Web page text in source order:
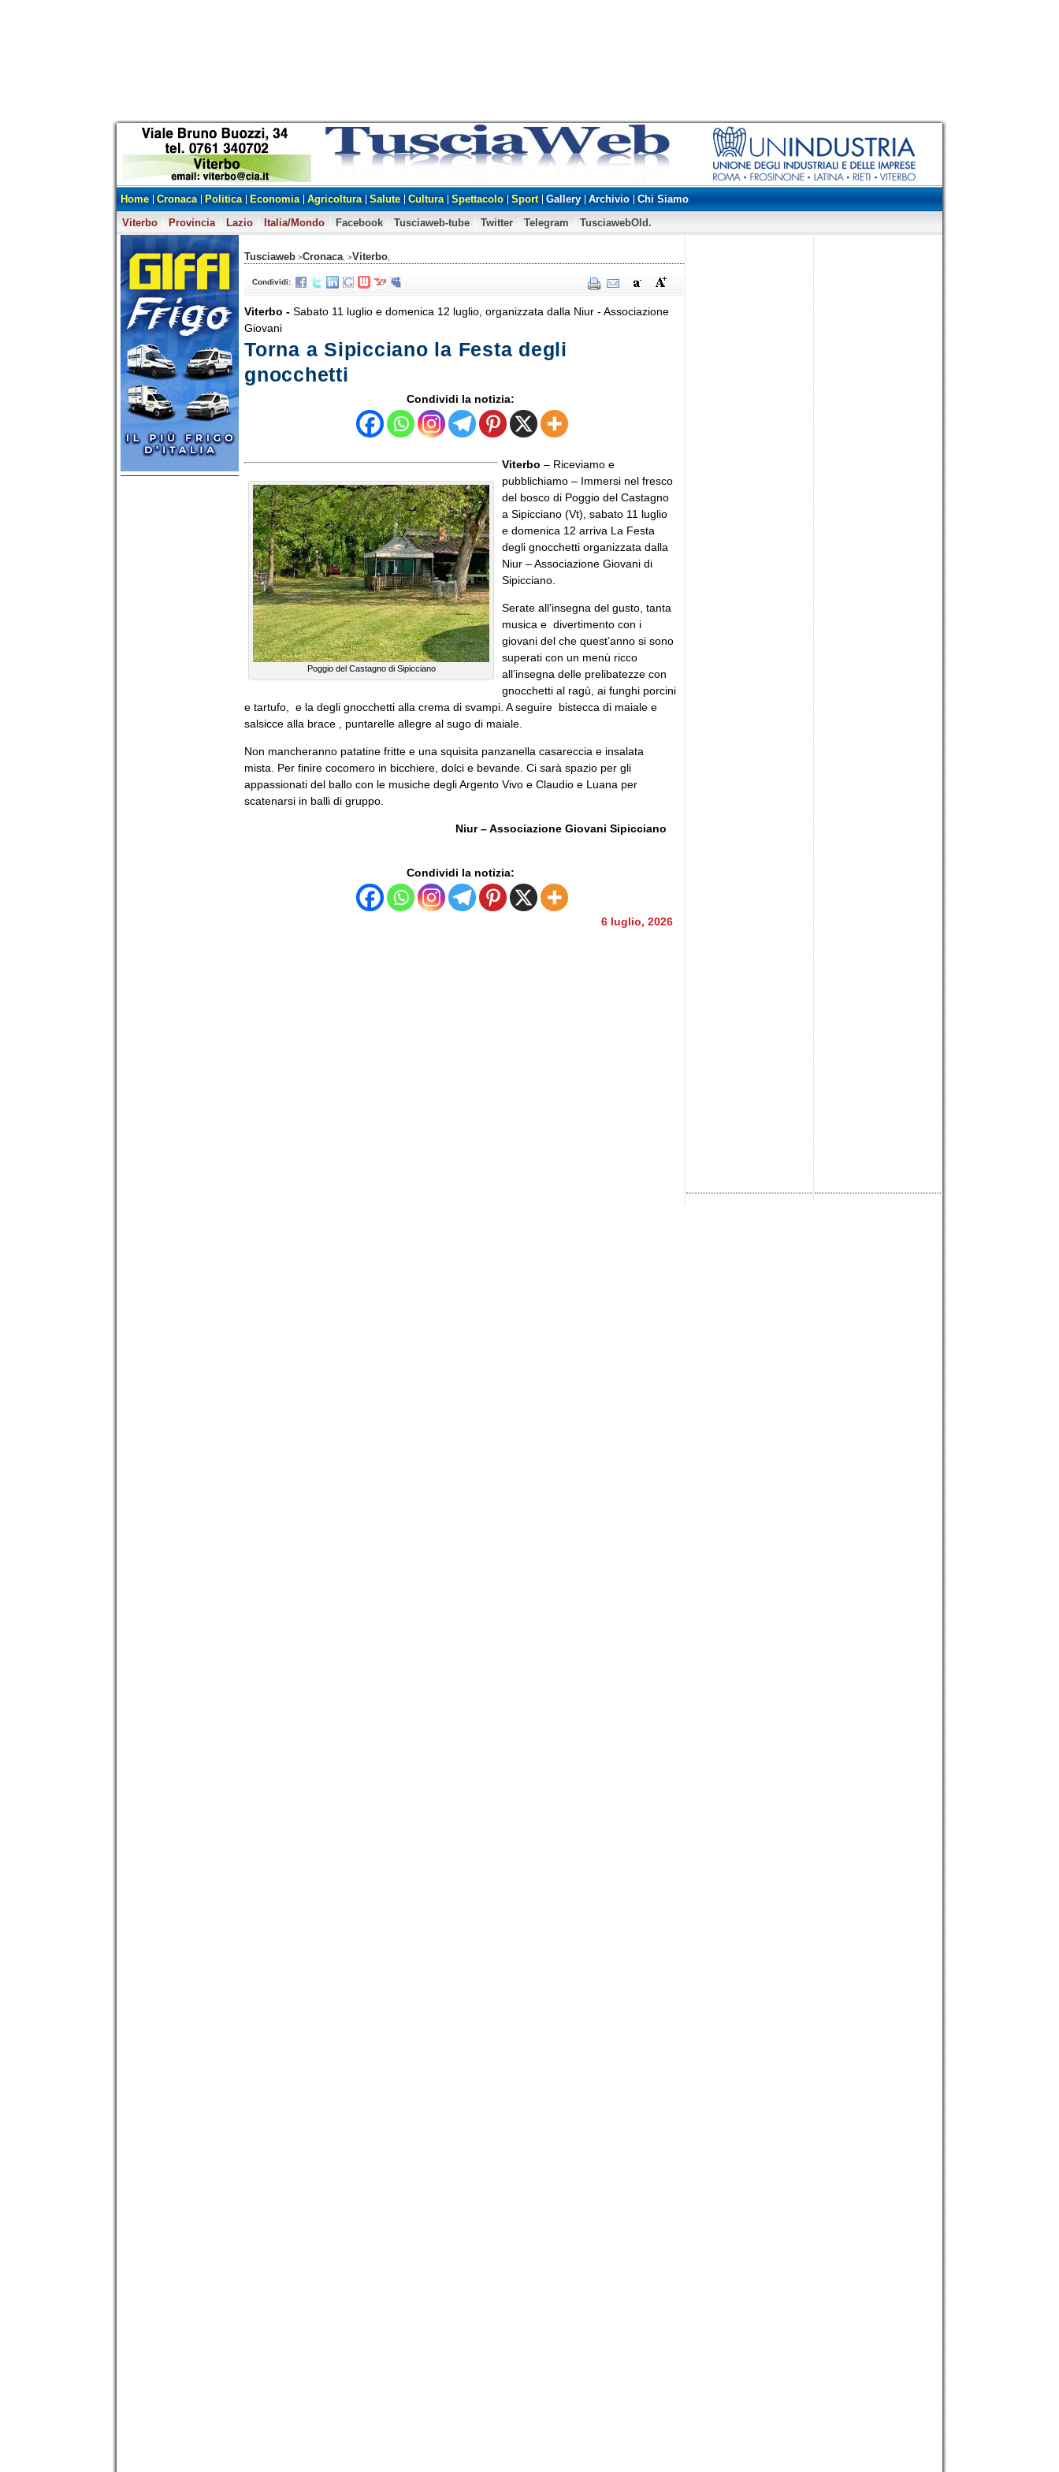
Home Cronaca Politica Economia Agricoltura Salute Cultura Spettacolo Sport Gallery Archivio
Chi Siamo
Viterbo
Provincia Lazio Italia/Mondo Facebook Tusciaweb-tube Twitter Telegram TusciawebOld.
Tusciaweb >Cronaca , >Viterbo
Condividi:
Viterbo - Sabato 11 luglio e domenica 12 luglio, organizzata dalla Niur - Associazione
Giovani
Torna a Sipicciano la Festa degli
gnocchetti
Condividi la notizia:
Poggio del Castagno di Sipicciano
Viterbo – Riceviamo e
pubblichiamo – Immersi nel fresco
del bosco di Poggio del Castagno
a Sipicciano (Vt), sabato 11 luglio
e domenica 12 arriva La Festa
degli gnocchetti organizzata dalla
Niur – Associazione Giovani di
Sipicciano.
Serate all’insegna del gusto, tanta
musica e divertimento con i
giovani del che quest’anno si sono
superati con un menù ricco
all’insegna delle prelibatezze con
gnocchetti al ragù, ai funghi porcini
e tartufo, e la degli gnocchetti alla crema di svampi. A seguire bistecca di maiale e
salsicce alla brace , puntarelle allegre al sugo di maiale.
Non mancheranno patatine fritte e una squisita panzanella casareccia e insalata
mista. Per finire cocomero in bicchiere, dolci e bevande. Ci sarà spazio per gli
appassionati del ballo con le musiche degli Argento Vivo e Claudio e Luana per
scatenarsi in balli di gruppo.
Niur – Associazione Giovani Sipicciano
Condividi la notizia:
6 luglio, 2026